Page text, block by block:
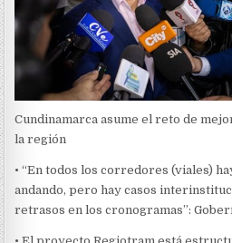
Cundinamarca asume el reto de
la región
• “En todos los corredores (viales)
andando, pero hay casos
retrasos en los cronogramas”: